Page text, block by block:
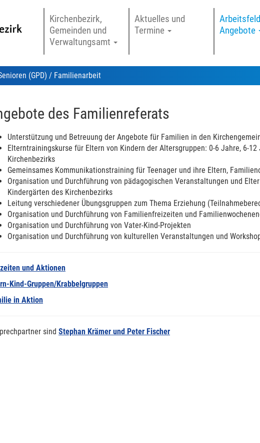
Kirchenbezirk,
Gemeinden und
Verwaltungsamt
Aktuelles und
Termine
Angebote
(GPD) / Familienarbeit
des Familienreferats
Unterstützung und Betreuung der Angebote für Familien in den
Elterntrainingskurse für Eltern von Kindern der Altersgruppen: 0-6 Jahre, 6-
Kirchenbezirks
Gemeinsames Kommunikationstraining für Teenager und ihre Eltern,
Organisation und Durchführung von pädagogischen Veranstaltungen und
Kindergärten des Kirchenbezirks
Leitung verschiedener Übungsgruppen zum Thema Erziehung
Organisation und Durchführung von Familienfreizeiten und
Organisation und Durchführung von Vater-Kind-Projekten
Organisation und Durchführung von kulturellen Veranstaltungen und
und Aktionen
Kind-Gruppen/Krabbelgruppen
in Aktion
sind Stephan Krämer und Peter Fischer